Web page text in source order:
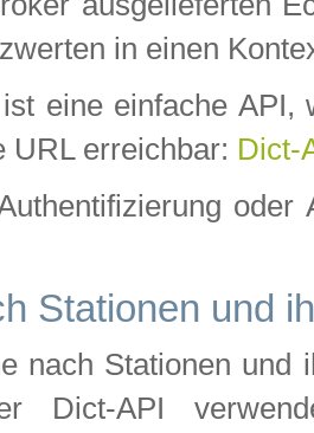
in einen
eine einfache API,
URL erreichbar: Dict-
Stationen und
nach Stationen und
Dict-API